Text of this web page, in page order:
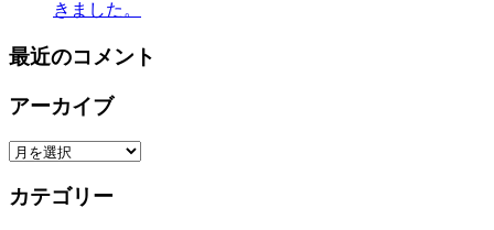
きました。
最近のコメント
アーカイブ
ア
カ
カテゴリー